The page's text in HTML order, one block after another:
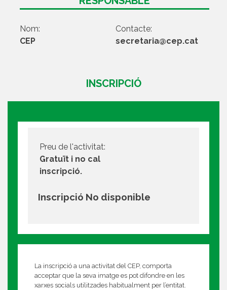
Nom:
CEP
Contacte:
secretaria@cep.cat
INSCRIPCIÓ
Preu de l'activitat:
Gratuït i no cal
inscripció.
Inscripció No disponible
La inscripció a una activitat del CEP, comporta
acceptar que la seva imatge es pot difondre en les
xarxes socials utilitzades habitualment per l’entitat.